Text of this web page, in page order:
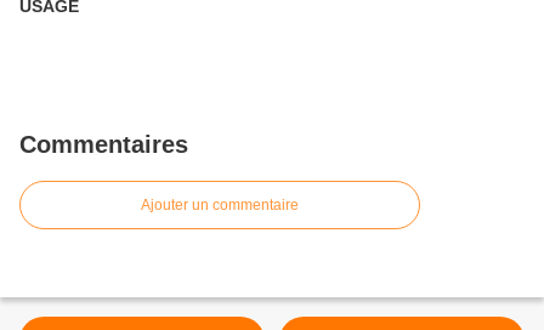
USAGE
Commentaires
Ajouter un commentaire